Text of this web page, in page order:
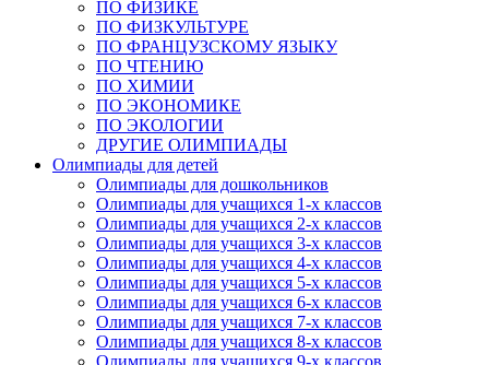
ПО ФИЗИКЕ
ПО ФИЗКУЛЬТУРЕ
ПО ФРАНЦУЗСКОМУ ЯЗЫКУ
ПО ЧТЕНИЮ
ПО ХИМИИ
ПО ЭКОНОМИКЕ
ПО ЭКОЛОГИИ
ДРУГИЕ ОЛИМПИАДЫ
Олимпиады для детей
Олимпиады для дошкольников
Олимпиады для учащихся 1-х классов
Олимпиады для учащихся 2-х классов
Олимпиады для учащихся 3-х классов
Олимпиады для учащихся 4-х классов
Олимпиады для учащихся 5-х классов
Олимпиады для учащихся 6-х классов
Олимпиады для учащихся 7-х классов
Олимпиады для учащихся 8-х классов
Олимпиады для учащихся 9-х классов